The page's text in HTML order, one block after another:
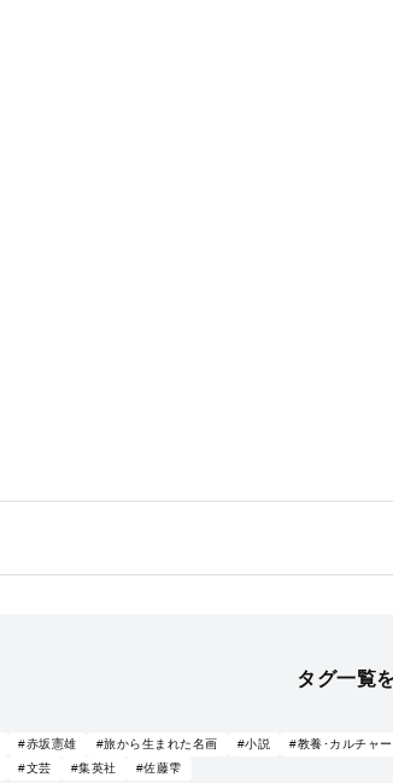
タグ一覧
#赤坂憲雄 #旅から生まれた名画 #小説
#教養･カルチャー
#文芸 #集英社 #佐藤雫